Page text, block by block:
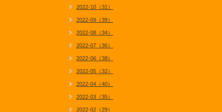
2022-10（31）
2022-09（39）
2022-08（34）
2022-07（36）
2022-06（38）
2022-05（32）
2022-04（40）
2022-03（35）
2022-02（29）